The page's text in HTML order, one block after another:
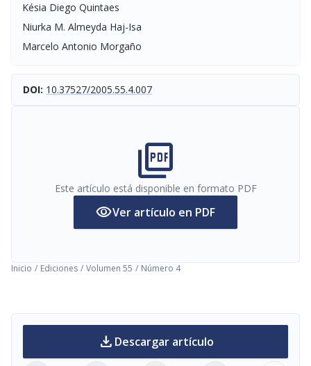
Késia Diego Quintaes
Niurka M. Almeyda Haj-Isa
Marcelo Antonio Morgaño
DOI: 10.37527/2005.55.4.007
picture_as_pdf
Este artículo está disponible en formato PDF
visibilityVer artículo en PDF
Inicio / Ediciones / Volumen 55 / Número 4
download Descargar artículo